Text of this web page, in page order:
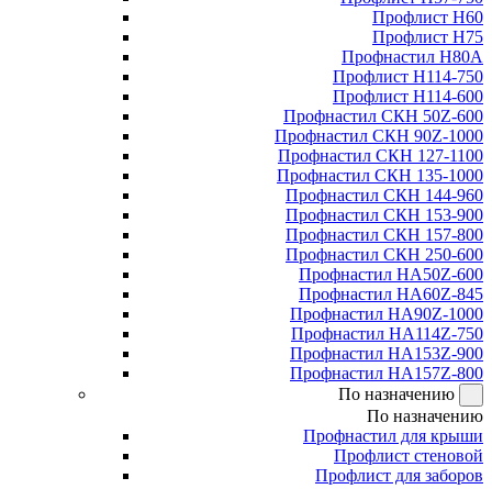
Профлист Н60
Профлист Н75
Профнастил Н80А
Профлист Н114-750
Профлист Н114-600
Профнастил СКН 50Z-600
Профнастил СКН 90Z-1000
Профнастил СКН 127-1100
Профнастил СКН 135-1000
Профнастил СКН 144-960
Профнастил СКН 153-900
Профнастил СКН 157-800
Профнастил СКН 250-600
Профнастил НА50Z-600
Профнастил НА60Z-845
Профнастил НА90Z-1000
Профнастил НА114Z-750
Профнастил НА153Z-900
Профнастил НА157Z-800
По назначению
По назначению
Профнастил для крыши
Профлист стеновой
Профлист для заборов